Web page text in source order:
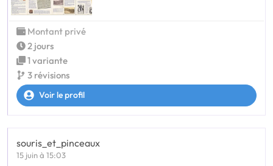
Montant privé
2 jours
1 variante
3 révisions
Voir le profil
souris_et_pinceaux
15 juin à 15:03